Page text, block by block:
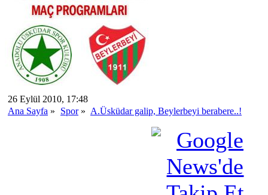
26 Eylül 2010, 17:48
Ana Sayfa » Spor» A.Üsküdar galip, Beylerbeyi berabere..!